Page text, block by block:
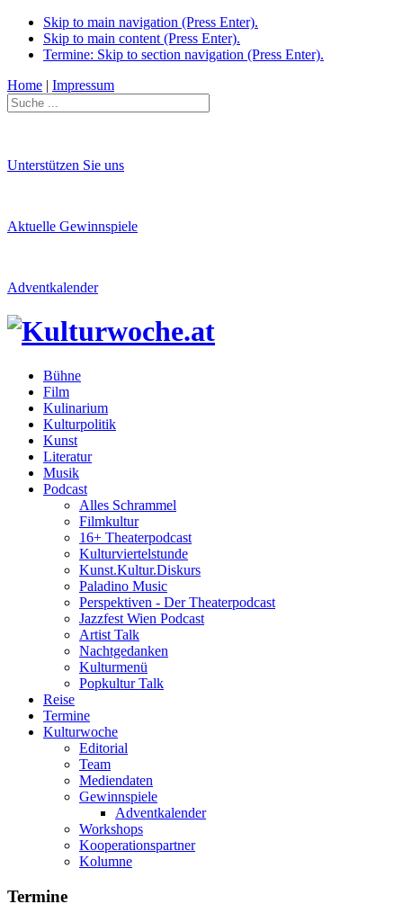
Skip to main navigation (Press Enter).
Skip to main content (Press Enter).
Termine: Skip to section navigation (Press Enter).
Home | Impressum
Unterstützen Sie uns
Aktuelle Gewinnspiele
Adventkalender
Bühne
Film
Kulinarium
Kulturpolitik
Kunst
Literatur
Musik
Podcast
Alles Schrammel
Filmkultur
16+ Theaterpodcast
Kulturviertelstunde
Kunst.Kultur.Diskurs
Paladino Music
Perspektiven - Der Theaterpodcast
Jazzfest Wien Podcast
Artist Talk
Nachtgedanken
Kulturmenü
Popkultur Talk
Reise
Termine
Kulturwoche
Editorial
Team
Mediendaten
Gewinnspiele
Adventkalender
Workshops
Kooperationspartner
Kolumne
Termine